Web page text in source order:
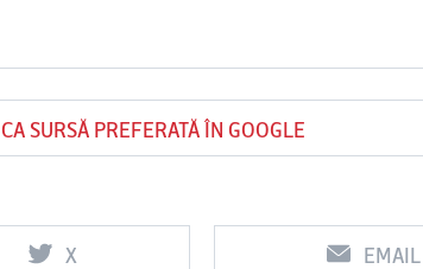
CA SURSĂ PREFERATĂ ÎN GOOGLE
X EMAIL
UTA Arad
0
Vs
Rapid
0